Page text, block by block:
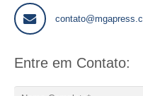
Entre em Contato: